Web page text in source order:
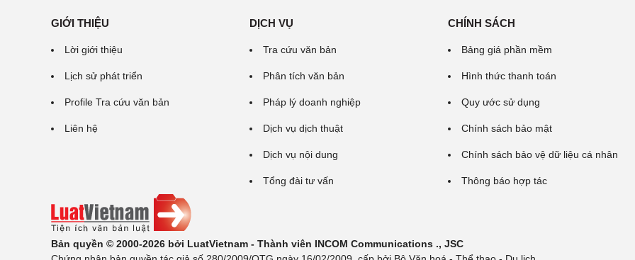
GIỚI THIỆU
Lời giới thiệu
Lịch sử phát triển
Profile Tra cứu văn bản
Liên hệ
DỊCH VỤ
Tra cứu văn bản
Phân tích văn bản
Pháp lý doanh nghiệp
Dịch vụ dịch thuật
Dịch vụ nội dung
Tổng đài tư vấn
CHÍNH SÁCH
Bảng giá phần mềm
Hình thức thanh toán
Quy ước sử dụng
Chính sách bảo mật
Chính sách bảo vệ dữ liệu cá nhân
Thông báo hợp tác
Bản quyền © 2000-2026 bởi LuatVietnam - Thành viên INCOM Communications ., JSC